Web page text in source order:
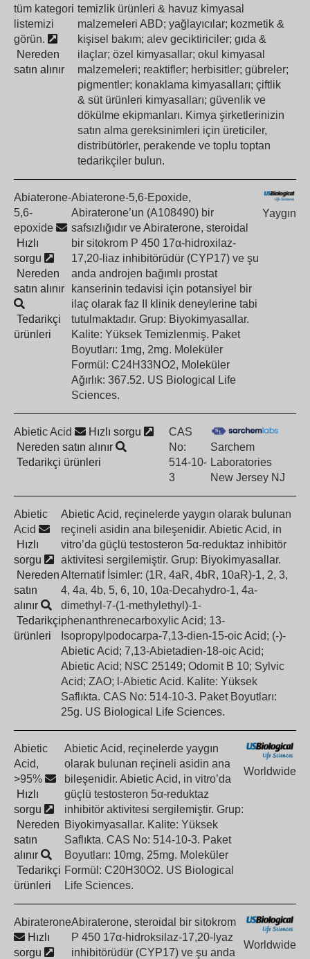
tüm kategori
listemizi
görün.
Nereden
satın alınır
temizlik ürünleri & havuz kimyasal
malzemeleri ABD; yağlayıcılar; kozmetik &
kişisel bakım; alev geciktiriciler; gıda &
ilaçlar; özel kimyasallar; okul kimyasal
malzemeleri; reaktifler; herbisitler; gübreler;
pigmentler; konaklama kimyasalları; çiftlik
& süt ürünleri kimyasalları; güvenlik ve
dökülme ekipmanları. Kimya şirketlerinizin
satın alma gereksinimleri için üreticiler,
distribütörler, perakende ve toplu toptan
tedarikçiler bulun.
Abiaterone-
5,6-
epoxide
Hızlı
sorgu
Nereden
satın alınır
Tedarikçi
ürünleri
Abiaterone-5,6-Epoxide,
Abiraterone’un (A108490) bir
safsızlığıdır ve Abiraterone, steroidal
bir sitokrom P 450 17α-hidroxilaz-
17,20-liaz inhibitörüdür (CYP17) ve şu
anda androjen bağımlı prostat
kanserinin tedavisi için potansiyel bir
ilaç olarak faz II klinik deneylerine tabi
tutulmaktadır. Grup: Biyokimyasallar.
Kalite: Yüksek Temizlenmiş. Paket
Boyutları: 1mg, 2mg. Moleküler
Formül: C24H33NO2, Moleküler
Ağırlık: 367.52. US Biological Life
Sciences.
Yaygın
Abietic Acid
Hızlı sorgu
Nereden satın alınır
Tedarikçi ürünleri
CAS
No:
514-10-
3
Sarchem
Laboratories
New Jersey NJ
Abietic
Acid
Hızlı
sorgu
Nereden
satın
alınır
Tedarikçi
ürünleri
Abietic Acid, reçinelerde yaygın olarak bulunan
reçineli asidin ana bileşenidir. Abietic Acid, in
vitro’da güçlü testosteron 5α-reduktaz inhibitör
aktivitesi sergilemiştir. Grup: Biyokimyasallar.
Alternatif İsimler: (1R, 4aR, 4bR, 10aR)-1, 2, 3,
4, 4a, 4b, 5, 6, 10, 10a-Decahydro-1, 4a-
dimethyl-7-(1-methylethyl)-1-
phenanthrenecarboxylic Acid; 13-
Isopropylpodocarpa-7,13-dien-15-oic Acid; (-)-
Abietic Acid; 7,13-Abietadien-18-oic Acid;
Abietic Acid; NSC 25149; Odomit B 10; Sylvic
Acid; ZAO; l-Abietic Acid. Kalite: Yüksek
Saflıkta. CAS No: 514-10-3. Paket Boyutları:
25g. US Biological Life Sciences.
Abietic
Acid,
>95%
Hızlı
sorgu
Nereden
satın
alınır
Tedarikçi
ürünleri
Abietic Acid, reçinelerde yaygın
olarak bulunan reçineli asidin ana
bileşenidir. Abietic Acid, in vitro’da
güçlü testosteron 5α-reduktaz
inhibitör aktivitesi sergilemiştir. Grup:
Biyokimyasallar. Kalite: Yüksek
Saflıkta. CAS No: 514-10-3. Paket
Boyutları: 10mg, 25mg. Moleküler
Formül: C20H30O2. US Biological
Life Sciences.
Worldwide
Abiraterone
Hızlı
sorgu
Abiraterone, steroidal bir sitokrom
P 450 17α-hidroksilaz-17,20-lyaz
inhibitörüdür (CYP17) ve şu anda
Worldwide